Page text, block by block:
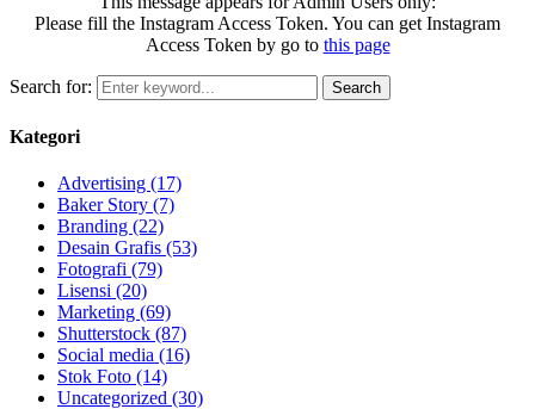
Please fill the Instagram Access Token. You can get Instagram
Access Token by go to this page
Search for: Search
Kategori
Advertising (17)
Baker Story (7)
Branding (22)
Desain Grafis (53)
Fotografi (79)
Lisensi (20)
Marketing (69)
Shutterstock (87)
Social media (16)
Stok Foto (14)
Uncategorized (30)